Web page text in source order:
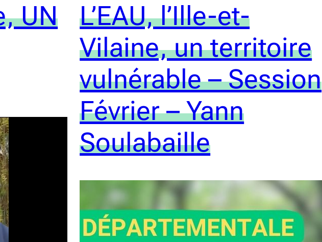
UN
L’EAU, l’Ille-et-
Vilaine, un territoire
vulnérable – Session
Février – Yann
Soulabaille